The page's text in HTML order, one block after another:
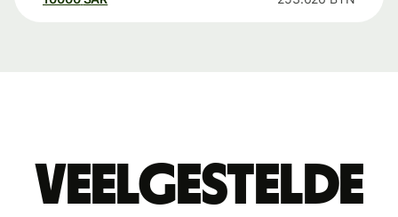
Veelgestelde